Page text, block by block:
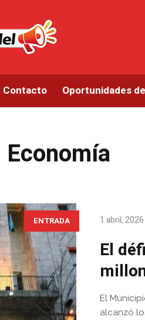
Contacto Oportunidades
Economía
ENTRADA 1 abril, 2026
El
El
alcanzó